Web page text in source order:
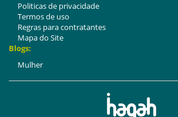
Politicas de privacidade
Termos de uso
Regras para contratantes
Mapa do Site
Blogs:
Mulher